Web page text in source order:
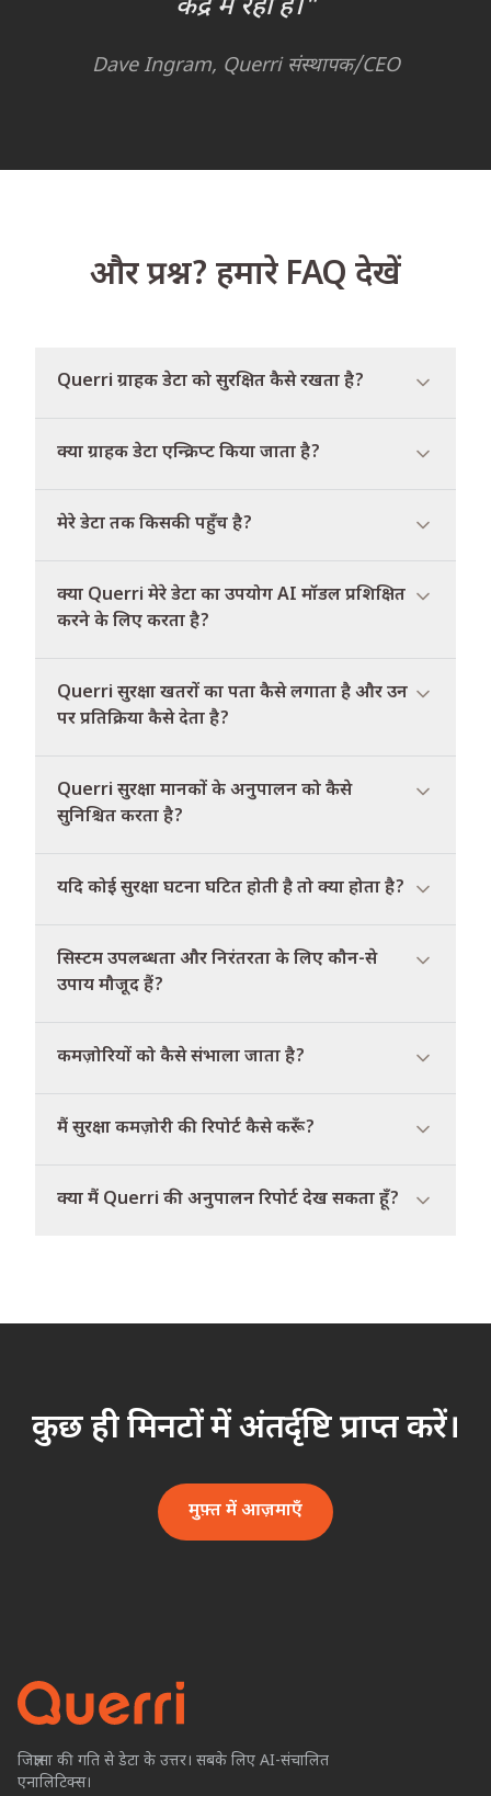
केंद्र में रही है।"
Dave Ingram, Querri संस्थापक/CEO
और प्रश्न? हमारे FAQ देखें
Querri ग्राहक डेटा को सुरक्षित कैसे रखता है?
क्या ग्राहक डेटा एन्क्रिप्ट किया जाता है?
मेरे डेटा तक किसकी पहुँच है?
क्या Querri मेरे डेटा का उपयोग AI मॉडल प्रशिक्षित
करने के लिए करता है?
Querri सुरक्षा खतरों का पता कैसे लगाता है और उन
पर प्रतिक्रिया कैसे देता है?
Querri सुरक्षा मानकों के अनुपालन को कैसे
सुनिश्चित करता है?
यदि कोई सुरक्षा घटना घटित होती है तो क्या होता है?
सिस्टम उपलब्धता और निरंतरता के लिए कौन-से
उपाय मौजूद हैं?
कमज़ोरियों को कैसे संभाला जाता है?
मैं सुरक्षा कमज़ोरी की रिपोर्ट कैसे करूँ?
क्या मैं Querri की अनुपालन रिपोर्ट देख सकता हूँ?
कुछ ही मिनटों में अंतर्दृष्टि प्राप्त करें।
मुफ़्त में आज़माएँ
जिज्ञासा की गति से डेटा के उत्तर। सबके लिए AI-संचालित
एनालिटिक्स।